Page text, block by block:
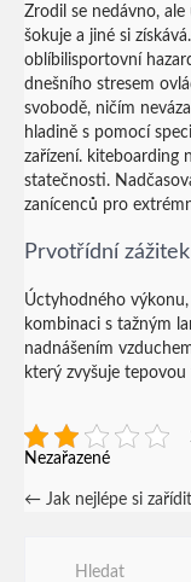
Zrodil se nedávno,
šokuje a jiné si
oblíbilisportovní
dnešního stresem
svobodě, ničím
hladině s pomocí
zařízení. kiteboarding
statečnosti.
zanícenců pro
Prvotřídní zážitek
Úctyhodného
kombinaci s tažným
nadnášením
který zvyšuje
Nezařazené
Post
← Jak nejlépe si
Hledat